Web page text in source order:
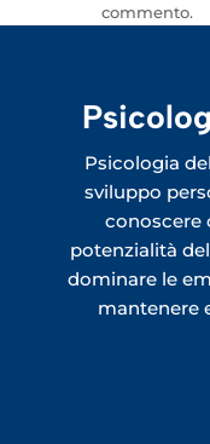
commento.
Psicologia
sviluppo
conoscere
potenzialità
dominare le
mantenere